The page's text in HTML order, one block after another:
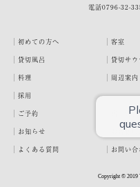
電話0796-32-
初めての方へ 客室
貸切風呂
貸切サウ
料理
周辺案内
採用
ご予約
宿泊約款
お知らせ
お客様の声
よくある質問
お問い合
Copyright © 2019